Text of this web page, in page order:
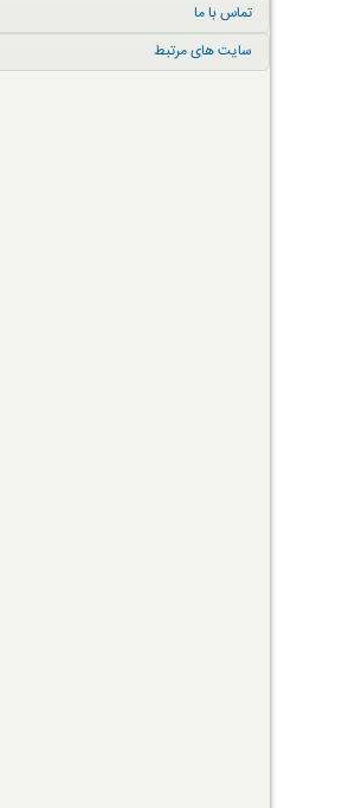
تماس با ما
سایت های مرتبط